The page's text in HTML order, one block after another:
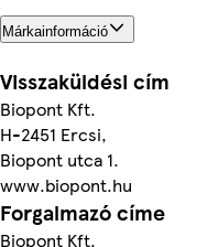
Márkainformáció
Visszaküldési cím
Biopont Kft.
H-2451 Ercsi,
Biopont utca 1.
www.biopont.hu
Forgalmazó címe
Biopont Kft.